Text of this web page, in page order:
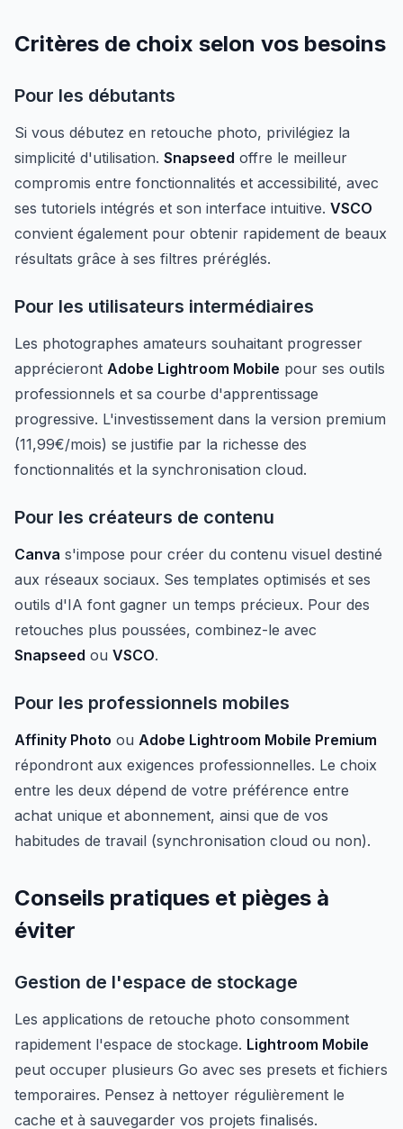
Critères de choix selon vos besoins
Pour les débutants
Si vous débutez en retouche photo, privilégiez la
simplicité d'utilisation. Snapseed offre le meilleur
compromis entre fonctionnalités et accessibilité, avec
ses tutoriels intégrés et son interface intuitive. VSCO
convient également pour obtenir rapidement de beaux
résultats grâce à ses filtres préréglés.
Pour les utilisateurs intermédiaires
Les photographes amateurs souhaitant progresser
apprécieront Adobe Lightroom Mobile pour ses outils
professionnels et sa courbe d'apprentissage
progressive. L'investissement dans la version premium
(11,99€/mois) se justifie par la richesse des
fonctionnalités et la synchronisation cloud.
Pour les créateurs de contenu
Canva s'impose pour créer du contenu visuel destiné
aux réseaux sociaux. Ses templates optimisés et ses
outils d'IA font gagner un temps précieux. Pour des
retouches plus poussées, combinez-le avec
Snapseed ou VSCO.
Pour les professionnels mobiles
Affinity Photo ou Adobe Lightroom Mobile Premium
répondront aux exigences professionnelles. Le choix
entre les deux dépend de votre préférence entre
achat unique et abonnement, ainsi que de vos
habitudes de travail (synchronisation cloud ou non).
Conseils pratiques et pièges à
éviter
Gestion de l'espace de stockage
Les applications de retouche photo consomment
rapidement l'espace de stockage. Lightroom Mobile
peut occuper plusieurs Go avec ses presets et fichiers
temporaires. Pensez à nettoyer régulièrement le
cache et à sauvegarder vos projets finalisés.